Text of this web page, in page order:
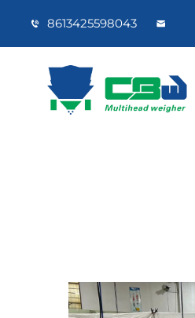
8613425598043